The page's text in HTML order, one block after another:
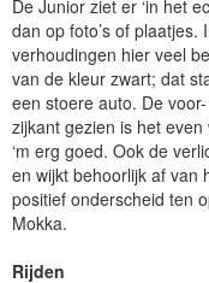
De Junior ziet er ‘in het
dan op foto’s of
verhoudingen hier veel
van de kleur zwart; dat
een stoere auto. De
zijkant gezien is het
‘m erg goed. Ook de
en wijkt behoorlijk af van
positief onderscheid ten
Mokka.
Rijden